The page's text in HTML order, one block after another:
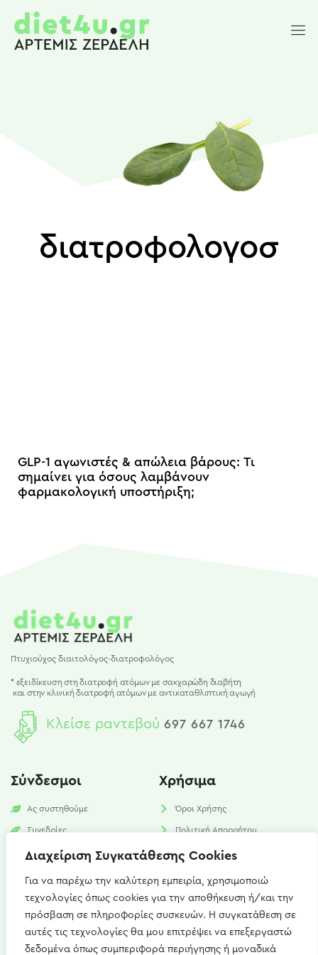
Διαχείριση Συγκατάθεσης Cookies
Για να παρέχω την καλύτερη εμπειρία, χρησιμοποιώ
τεχνολογίες όπως cookies για την αποθήκευση ή/και την
πρόσβαση σε πληροφορίες συσκευών. Η συγκατάθεση σε
αυτές τις τεχνολογίες θα μου επιτρέψει να επεξεργαστώ
δεδομένα όπως συμπεριφορά περιήγησης ή μοναδικά
διατροφολογοσ
GLP-1 αγωνιστές & απώλεια βάρους: Τι
σημαίνει για όσους λαμβάνουν
φαρμακολογική υποστήριξη;
Πτυχιούχος διαιτολόγος-διατροφολόγος
* εξειδίκευση στη διατροφή ατόμων με σακχαρώδη διαβήτη
και στην κλινική διατροφή ατόμων με αντικαταθλιπτική αγωγή
Κλείσε ραντεβού 697 667 1746
Σύνδεσμοι
Ας συστηθούμε
Συνεδρίες
Υπηρεσίες
Χρήσιμα
Όροι Χρήσης
Πολιτική Απορρήτου
Πολιτική Cookies​
Επικοινωνία